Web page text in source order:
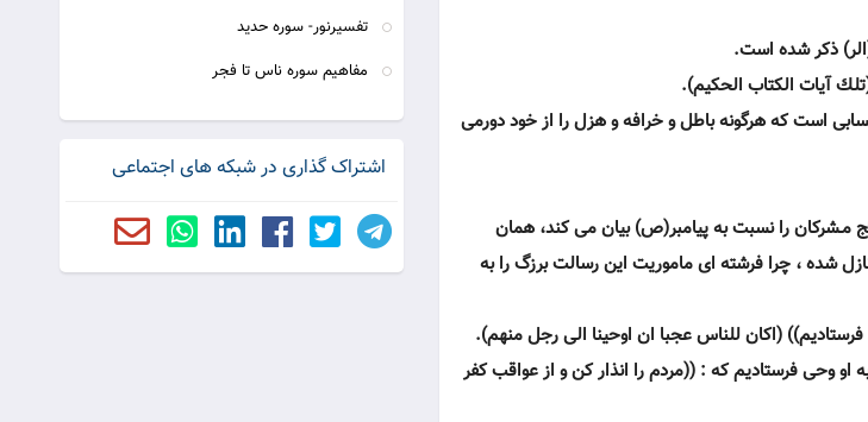
ذكر شده است.
آيات الكتاب الحكيم).
است كه هرگونه باطل و خرافه و هزل را از خود دورمى
مـشركان را نسبت به پيامبر(ص) بيان مى كند، همان
شده ، چرا فرشته اى ماموريت اين رسالت برزگ را به
(اكان للناس عجبا ان اوحينا الى رجل منهم).
وحى فرستاديم كه : ((مردم را انذار كن و از عواقب كفر
تفسیرنور- سوره حدید
مفاهیم سوره ناس تا فجر
اشتراک گذاری در شبکه های اجتماعی